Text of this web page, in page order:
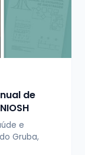
de
e
Gruba,